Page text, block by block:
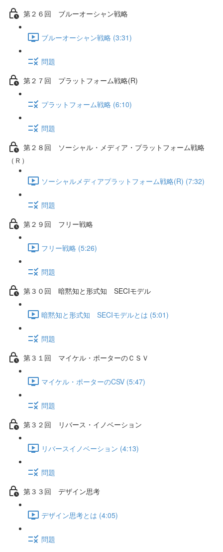
第２６回 ブルーオーシャン戦略
ブルーオーシャン戦略 (3:31)
問題
第２７回 プラットフォーム戦略(R)
プラットフォーム戦略 (6:10)
問題
第２８回 ソーシャル・メディア・プラットフォーム戦略
（Ｒ）
ソーシャルメディアプラットフォーム戦略(R) (7:32)
問題
第２９回 フリー戦略
フリー戦略 (5:26)
問題
第３０回 暗黙知と形式知 SECIモデル
暗黙知と形式知 SECIモデルとは (5:01)
問題
第３１回 マイケル・ポーターのＣＳＶ
マイケル・ポーターのCSV (5:47)
問題
第３２回 リバース・イノベーション
リバースイノベーション (4:13)
問題
第３３回 デザイン思考
デザイン思考とは (4:05)
問題